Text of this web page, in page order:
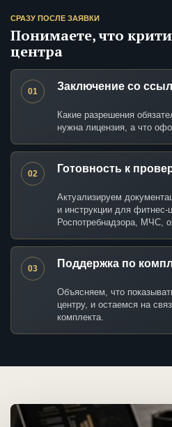
СРАЗУ ПОСЛЕ ЗАЯВКИ
Понимаете, что
центра
01 Заключение со
Какие разрешения
нужна лицензия, а что
02 Готовность к
Актуализируем
и инструкции для фитнес-
Роспотребнадзора, МЧС,
03 Поддержка по
Объясняем, что
центру, и остаемся на
комплекта.